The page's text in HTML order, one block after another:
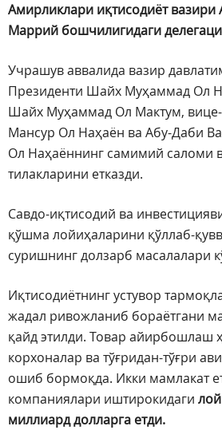
Амирликлари иқтисодиёт вазири
Маррий бошчилигидаги
Учрашув аввалида вазир
Президенти Шайх Муҳаммад Ол
Шайх Муҳаммад Ол Мактум,
Мансур Ол Наҳаён ва Абу-Даби
Ол Наҳаённинг самимий саломи
тилакларини етказди.
Савдо-иқтисодий ва
қўшма лойиҳаларини қўллаб-
суришнинг долзарб масалалари
Иқтисодиётнинг устувор
жадал ривожланиб бораётгани
қайд этилди. Товар айирбошлаш
корхоналар ва тўғридан-тўғри
ошиб бормоқда. Икки мамлакат
компаниялари иштирокидаги
миллиард долларга етди.